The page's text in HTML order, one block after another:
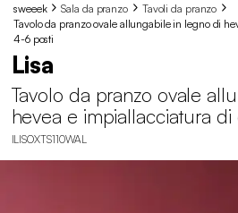
sweeek Sala da pranzo
Tavoli da pranzo
Tavolo da pranzo ovale allungabile in legno di
4-6 posti
Lisa
Tavolo da pranzo ovale
hevea e impiallacciatura
ILISOXTS110WAL